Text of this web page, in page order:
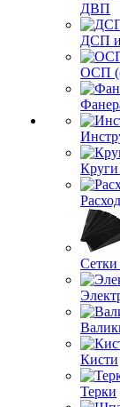
ДВП
ДСП
ОСП
Круги
Сетки
Кисти
Терки